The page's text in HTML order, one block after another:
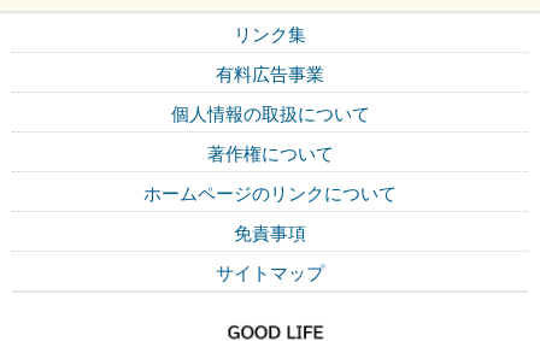
リンク集
有料広告事業
個人情報の取扱について
著作権について
ホームページのリンクについて
免責事項
サイトマップ